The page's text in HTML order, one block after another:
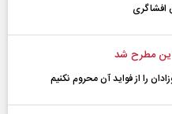
افشاگری
مطرح شد
را از فواید آن محروم نکنیم